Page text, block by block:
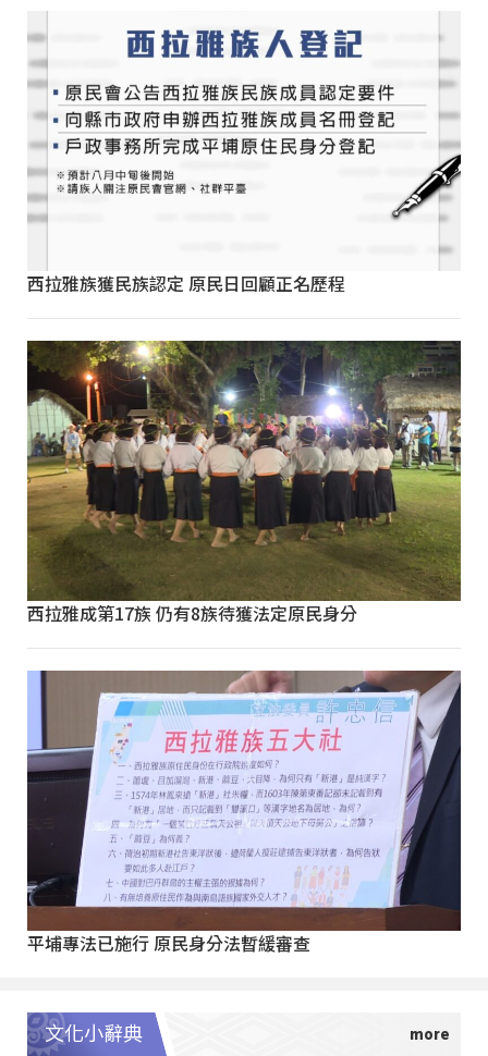
西拉雅族獲民族認定 原民日回顧正名歷程
西拉雅成第17族 仍有8族待獲法定原民身分
平埔專法已施行 原民身分法暫緩審查
文化小辭典